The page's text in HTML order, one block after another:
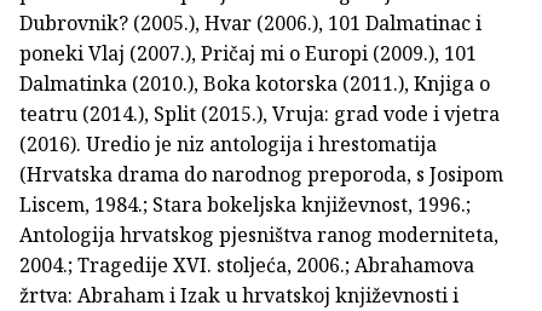
Dubrovnik? (2005.), Hvar (2006.), 101 Dalmatinac i
poneki Vlaj (2007.), Pričaj mi o Europi (2009.), 101
Dalmatinka (2010.), Boka kotorska (2011.), Knjiga o
teatru (2014.), Split (2015.), Vruja: grad vode i vjetra
(2016). Uredio je niz antologija i hrestomatija
(Hrvatska drama do narodnog preporoda, s Josipom
Liscem, 1984.; Stara bokeljska književnost, 1996.;
Antologija hrvatskog pjesništva ranog moderniteta,
2004.; Tragedije XVI. stoljeća, 2006.; Abrahamova
žrtva: Abraham i Izak u hrvatskoj književnosti i